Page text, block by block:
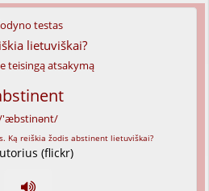
testas
lietuviškai?
teisingą atsakymą
(flickr)